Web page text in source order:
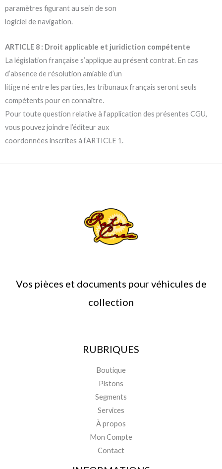
paramètres figurant au sein de son
logiciel de navigation.
ARTICLE 8 : Droit applicable et juridiction compétente
La législation française s’applique au présent contrat. En cas
d’absence de résolution amiable d’un
litige né entre les parties, les tribunaux français seront seuls
compétents pour en connaître.
Pour toute question relative à l’application des présentes CGU,
vous pouvez joindre l’éditeur aux
coordonnées inscrites à l’ARTICLE 1.
Vos pièces et documents pour véhicules de
collection
RUBRIQUES
Boutique
Pistons
Segments
Services
À propos
Mon Compte
Contact